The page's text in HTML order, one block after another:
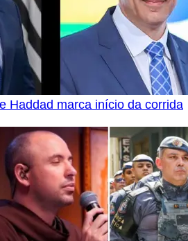
Haddad marca início da corrida